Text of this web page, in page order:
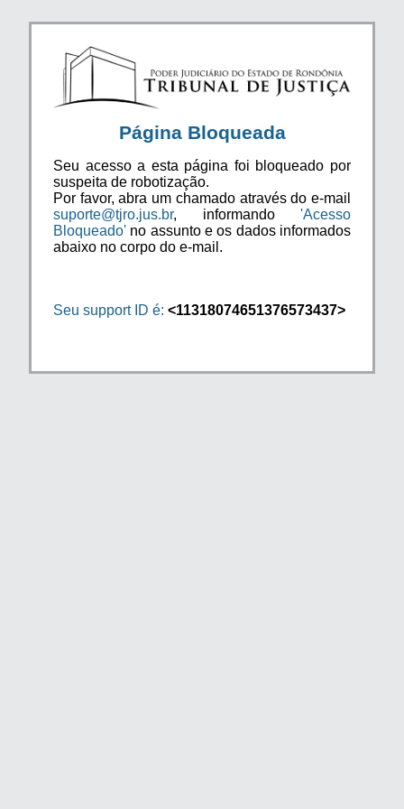
Página Bloqueada
Seu acesso a esta página foi bloqueado por
suspeita de robotização.
Por favor, abra um chamado através do e-mail
suporte@tjro.jus.br, informando 'Acesso
Bloqueado' no assunto e os dados informados
abaixo no corpo do e-mail.
Seu support ID é: <11318074651376573437>